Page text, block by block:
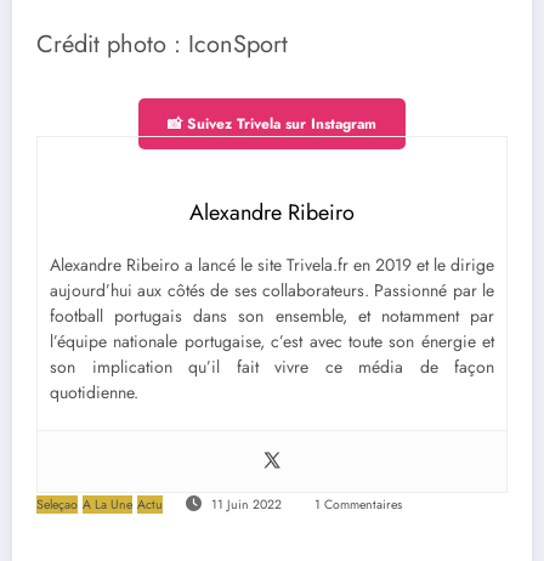
Crédit photo : IconSport
📸 Suivez Trivela sur Instagram
Alexandre Ribeiro
Alexandre Ribeiro a lancé le site Trivela.fr en 2019 et le dirige
aujourd’hui aux côtés de ses collaborateurs. Passionné par le
football portugais dans son ensemble, et notamment par
l’équipe nationale portugaise, c’est avec toute son énergie et
son implication qu’il fait vivre ce média de façon
quotidienne.
Seleçao A La Une Actu 11 Juin 2022 1 Commentaires